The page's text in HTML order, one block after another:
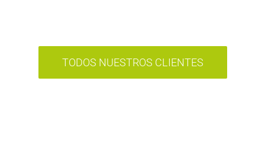
TODOS NUESTROS CLIENTES